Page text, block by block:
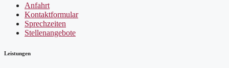
Anfahrt
Kontaktformular
Sprechzeiten
Stellenangebote
Leistungen